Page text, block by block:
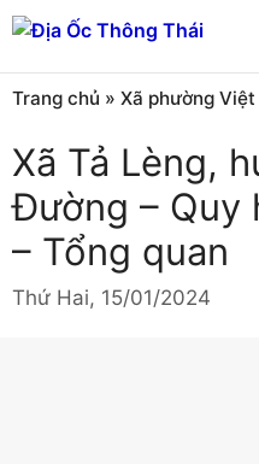
Chuyển
đến
nội
dung
Trang chủ » Xã phường Việt
Xã Tả Lèng,
Đường – Quy
– Tổng quan
Thứ Hai, 15/01/2024